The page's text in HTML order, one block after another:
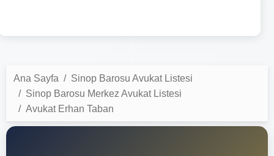
Ana Sayfa
Sinop Barosu Avukat Listesi
Sinop Barosu Merkez Avukat Listesi
Avukat Erhan Taban